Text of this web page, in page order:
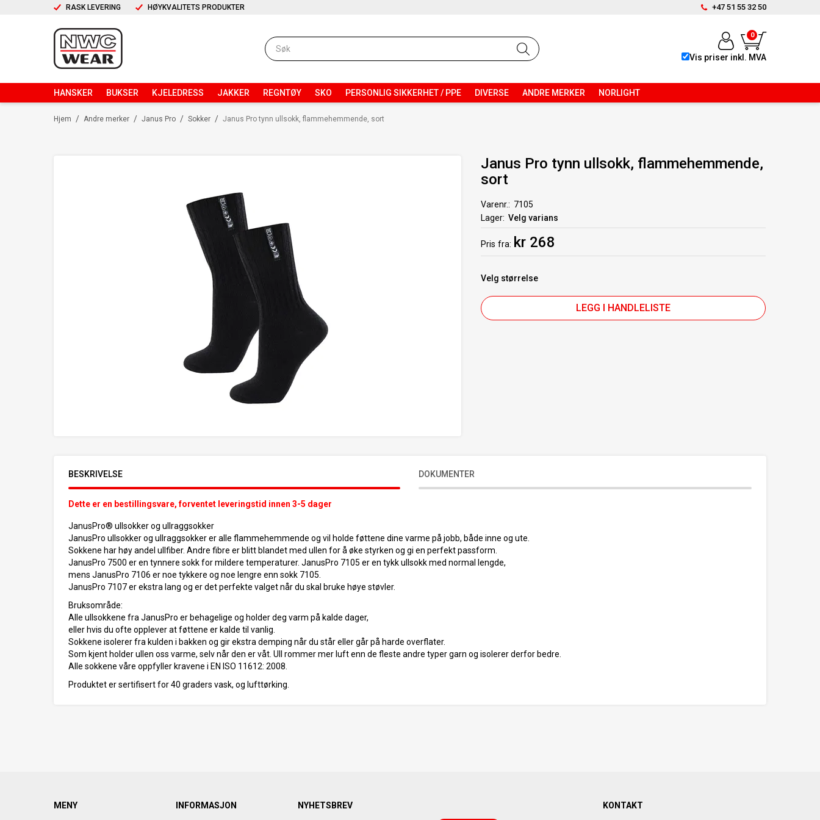
RASK LEVERING HØYKVALITETS PRODUKTER +47 51 55 32 50
0
Vis priser inkl. MVA
HANSKER BUKSER KJELEDRESS JAKKER REGNTØY SKO PERSONLIG SIKKERHET / PPE DIVERSE ANDRE MERKER NORLIGHT
/
Hjem /
Andre merker /
Janus Pro /
Sokker Janus Pro tynn ullsokk, flammehemmende, sort
Janus Pro tynn ullsokk, flammehemmende,
sort
Varenr.
7105
Lager Velg varians
Pris fra kr 268
Velg størrelse
LEGG I HANDLELISTE
BESKRIVELSE DOKUMENTER
Dette er en bestillingsvare, forventet leveringstid innen 3-5 dager
JanusPro® ullsokker og ullraggsokker
JanusPro ullsokker og ullraggsokker er alle flammehemmende og vil holde føttene dine varme på jobb, både inne og ute.
Sokkene har høy andel ullfiber. Andre fibre er blitt blandet med ullen for å øke styrken og gi en perfekt passform.
JanusPro 7500 er en tynnere sokk for mildere temperaturer. JanusPro 7105 er en tykk ullsokk med normal lengde,
mens JanusPro 7106 er noe tykkere og noe lengre enn sokk 7105.
JanusPro 7107 er ekstra lang og er det perfekte valget når du skal bruke høye støvler.
Bruksområde:
Alle ullsokkene fra JanusPro er behagelige og holder deg varm på kalde dager,
eller hvis du ofte opplever at føttene er kalde til vanlig.
Sokkene isolerer fra kulden i bakken og gir ekstra demping når du står eller går på harde overflater.
Som kjent holder ullen oss varme, selv når den er våt. Ull rommer mer luft enn de fleste andre typer garn og isolerer derfor bedre.
Alle sokkene våre oppfyller kravene i EN ISO 11612: 2008.
Produktet er sertifisert for 40 graders vask, og lufttørking.
MENY INFORMASJON NYHETSBREV KONTAKT